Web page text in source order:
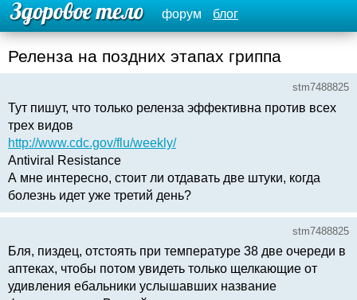
форум блог
Реленза на поздних этапах гриппа
stm7488825
Тут пишут, что только реленза эффективна против всех
трех видов
http://www.cdc.gov/flu/weekly/
Antiviral Resistance
А мне интересно, стоит ли отдавать две штуки, когда
болезнь идет уже третий день?
stm7488825
Бля, пиздец, отстоять при температуре 38 две очереди в
аптеках, чтобы потом увидеть только щелкающие от
удивления ебальники услышавших название